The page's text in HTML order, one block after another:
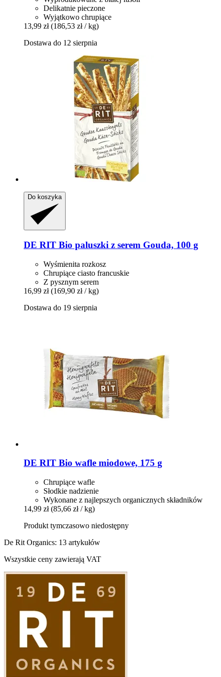
Delikatnie pieczone
Wyjątkowo chrupiące
13,99 zł (186,53 zł / kg)
Dostawa do 12 sierpnia
Do koszyka
DE RIT Bio paluszki z serem Gouda, 100 g
Wyśmienita rozkosz
Chrupiące ciasto francuskie
Z pysznym serem
16,99 zł (169,90 zł / kg)
Dostawa do 19 sierpnia
DE RIT Bio wafle miodowe, 175 g
Chrupiące wafle
Słodkie nadzienie
Wykonane z najlepszych organicznych składników
14,99 zł (85,66 zł / kg)
Produkt tymczasowo niedostępny
De Rit Organics: 13 artykułów
Wszystkie ceny zawierają VAT